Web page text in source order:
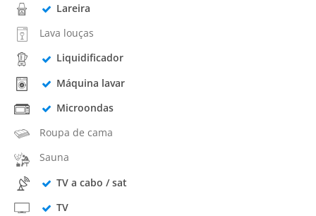
Lareira
Lava louças
Liquidificador
Máquina lavar
Microondas
Roupa de cama
Sauna
TV a cabo / sat
TV